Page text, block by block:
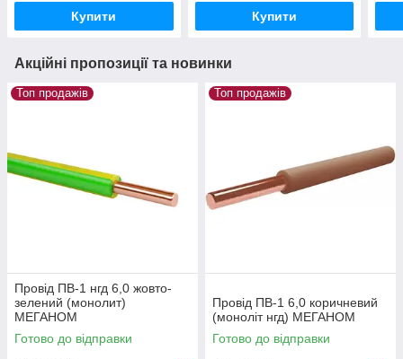
Купити Купити
Акційні пропозиції та новинки
Топ продажів
Провід ПВ-1 нгд 6,0 жовто-
зелений (монолит)
МЕГАНОМ
Готово до відправки
Топ продажів
Провід ПВ-1 6,0 коричневий
(моноліт нгд) МЕГАНОМ
Готово до відправки